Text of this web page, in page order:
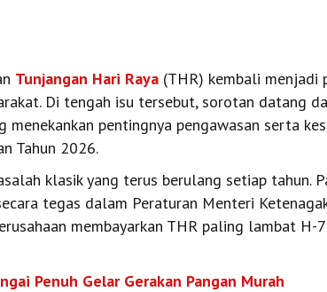
Tunjangan Hari Raya (THR) kembali menjadi
Di tengah isu tersebut, sorotan datang
menekankan pentingnya pengawasan serta
Tahun 2026.
klasik yang terus berulang setiap tahun.
tegas dalam Peraturan Menteri
membayarkan THR paling lambat H-7
Penuh Gelar Gerakan Pangan Murah